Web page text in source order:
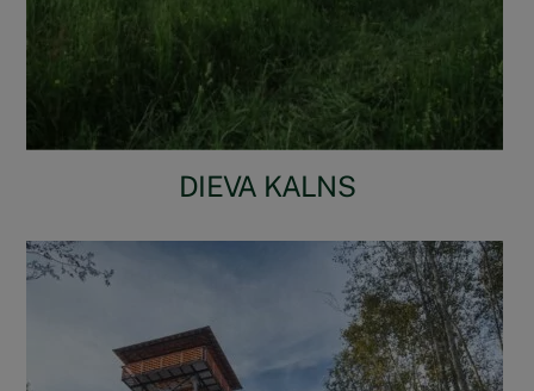
DIEVA KALNS